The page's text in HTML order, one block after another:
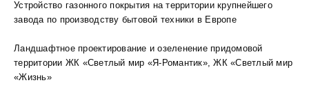
Устройство газонного покрытия на территории крупнейшего
завода по производству бытовой техники в Европе
Ландшафтное проектирование и озеленение придомовой
территории ЖК «Светлый мир «Я-Романтик», ЖК «Светлый мир
«Жизнь»